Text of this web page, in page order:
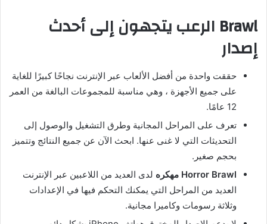
Brawl الرعب يتجهون إلى أحدث
إصدار
حققت واحدة من أفضل الألعاب عبر الإنترنت نجاحًا كبيرًا للغاية
على جميع الأجهزة ، وهي مناسبة للمجموعات البالغة من العمر
12 عامًا.
تعرف على المراحل المجانية وطرق التشغيل والوصول إلى
التحديثات التي لا غنى عنها. ابحث الآن عن جميع النتائج وتتميز
بحجم صغير.
Horror Brawl مهكره
لدى العديد من اللاعبين عبر الإنترنت
العديد من المراحل التي يمكنك التحكم فيها في الإعدادات
وثلاثة رسومات وكاميرا مجانية.